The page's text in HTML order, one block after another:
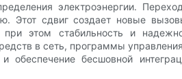
электроэнергии.
Этот сдвиг создает новые
при этом стабильность и
в сеть, программы
обеспечение бесшовной